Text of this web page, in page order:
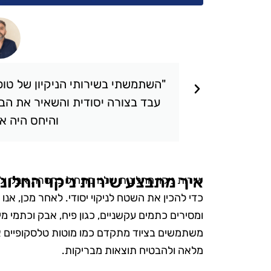
"השתמשתי בשירותי הניקיון של
עבד בצורה יסודית והשאיר את
והיחס היה
איך מתבצע שירות ניקוי
שירות ניקוי החלונות שלנו מתחיל בהסרת אבק
כדי להכין את השטח לניקוי יסודי. לאחר מכן,
ומסירים כתמים עקשניים, כגון פיח, אבק
משתמשים בציוד מתקדם כמו מוטות
מלאה ולהבטיח תוצאות מבריקות.